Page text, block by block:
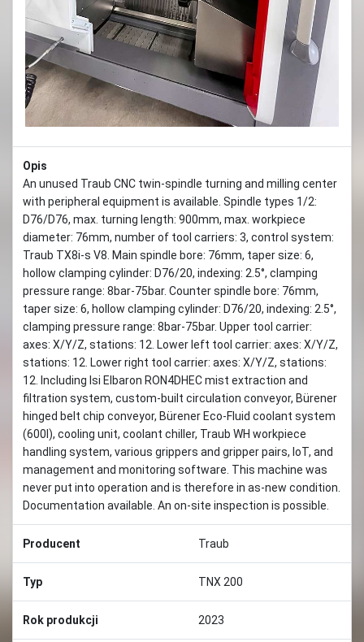
Opis
An unused Traub CNC twin-spindle turning and milling center
with peripheral equipment is available. Spindle types 1/2:
D76/D76, max. turning length: 900mm, max. workpiece
diameter: 76mm, number of tool carriers: 3, control system:
Traub TX8i-s V8. Main spindle bore: 76mm, taper size: 6,
hollow clamping cylinder: D76/20, indexing: 2.5°, clamping
pressure range: 8bar-75bar. Counter spindle bore: 76mm,
taper size: 6, hollow clamping cylinder: D76/20, indexing: 2.5°,
clamping pressure range: 8bar-75bar. Upper tool carrier:
axes: X/Y/Z, stations: 12. Lower left tool carrier: axes: X/Y/Z,
stations: 12. Lower right tool carrier: axes: X/Y/Z, stations:
12. Including Isi Elbaron RON4DHEC mist extraction and
filtration system, custom-built circulation conveyor, Bürener
hinged belt chip conveyor, Bürener Eco-Fluid coolant system
(600l), cooling unit, coolant chiller, Traub WH workpiece
handling system, various grippers and gripper pairs, IoT, and
management and monitoring software. This machine was
never put into operation and is therefore in as-new condition.
Documentation available. An on-site inspection is possible.
Producent Traub
Typ TNX 200
Rok produkcji 2023